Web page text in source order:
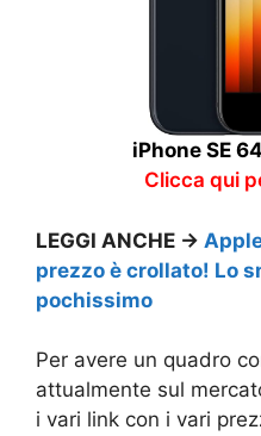
iPhone SE
Clicca qui
LEGGI ANCHE →
prezzo è crollato! Lo
pochissimo
Per avere un quadro
attualmente sul
i vari link con i vari